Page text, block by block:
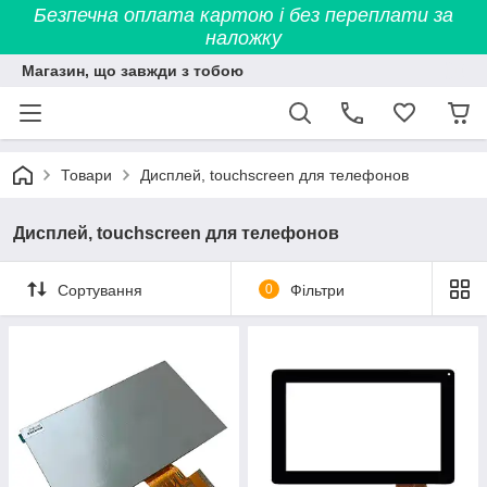
Безпечна оплата картою і без переплати за
наложку
Магазин, що завжди з тобою
Товари Дисплей, touchscreen для телефонов
Дисплей, touchscreen для телефонов
Сортування 0 Фільтри